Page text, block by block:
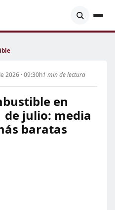
2026 · 09:30h1 min de lectura
en
de julio: media
baratas